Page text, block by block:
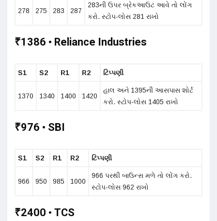
278 275 283 287
283ની ઉપર બ્રેકઆઉટ આવે તો લોંગ
કરો. સ્ટોપ-લોસ 281 રાખો
₹1386 • Reliance Industries
S1 S2 R1 R2 ટિપ્પણી
1370 1340 1400 1420
હાલ અને 1395ની આસપાસ શોર્ટ
કરો. સ્ટોપ-લોસ 1405 રાખો
₹976 • SBI
S1 S2 R1 R2 ટિપ્પણી
966 950 985 1000
966 પરથી બાઉન્સ મળે તો લોંગ કરો.
સ્ટોપ-લોસ 962 રાખો
₹2400 • TCS